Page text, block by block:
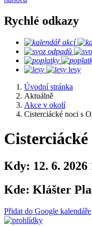
Rychlé odkazy
lesy
Úvodní stránka
Aktuálně
Akce v okolí
Cisterciácké noci s
Cisterciácké
Kdy: 12. 6.
Kde: Klášter
Přidat do Google kalendáře